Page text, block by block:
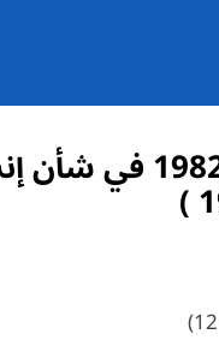
قانون رقم 63